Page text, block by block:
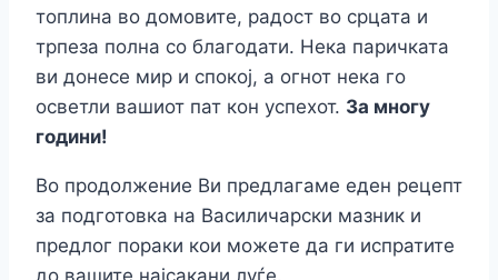
топлина во домовите, радост во срцата и
трпеза полна со благодати. Нека паричката
ви донесе мир и спокој, а огнот нека го
осветли вашиот пат кон успехот. За многу
години!
Во продолжение Ви предлагаме еден рецепт
за подготовка на Василичарски мазник и
предлог пораки кои можете да ги испратите